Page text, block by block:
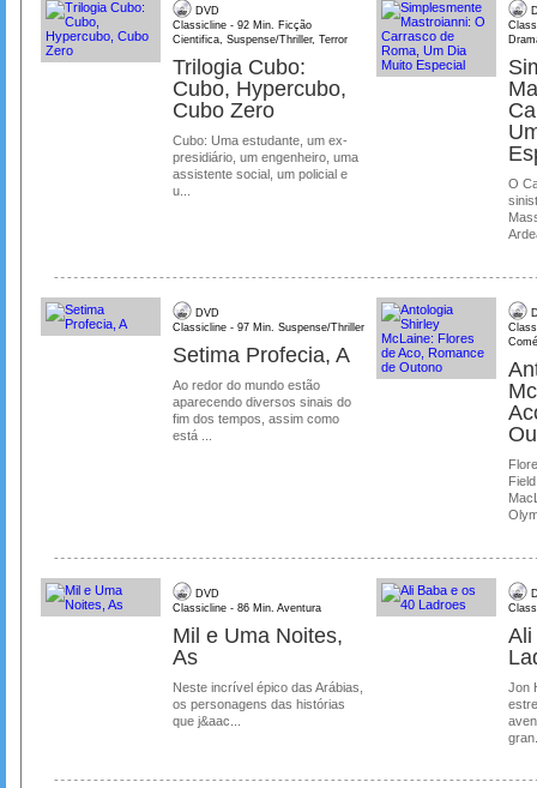
DVD
Classicline - 92 Min. Ficção
Cientifica, Suspense/Thriller, Terror
Trilogia Cubo:
Cubo, Hypercubo,
Cubo Zero
Cubo: Uma estudante, um ex-
presidiário, um engenheiro, uma
assistente social, um policial e
u...
O
DVD
Classicline - 97 Min. Suspense/Thriller
Setima Profecia, A
Ao redor do mundo estão
aparecendo diversos sinais do
fim dos tempos, assim como
está ...
DVD
Classicline - 86 Min. Aventura
Mil e Uma Noites,
As
Neste incrível épico das Arábias,
os personagens das histórias
que j&aac...
Ali
Jon